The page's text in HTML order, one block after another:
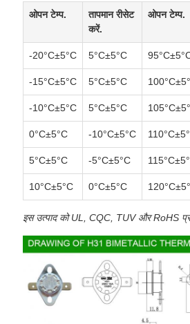
ओपन टेम्प.
तापमान रीसेट
करें.
ओपन टेम्प.
-20°C±5°C 5°C±5°C
-15°C±5°C 5°C±5°C
-10°C±5°C 5°C±5°C
0°C±5°C -10°C±5°C
5°C±5°C -5°C±5°C
10°C±5°C 0°C±5°C
इस उत्पाद को UL, CQC, TUV और RoHS